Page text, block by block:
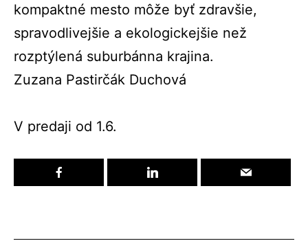
kompaktné mesto môže byť zdravšie,
spravodlivejšie a ekologickejšie než
rozptýlená suburbánna krajina.
Zuzana Pastirčák Duchová
V predaji od 1.6.